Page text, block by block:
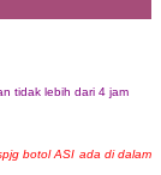
tidak lebih dari 4 jam
botol ASI ada di dalam